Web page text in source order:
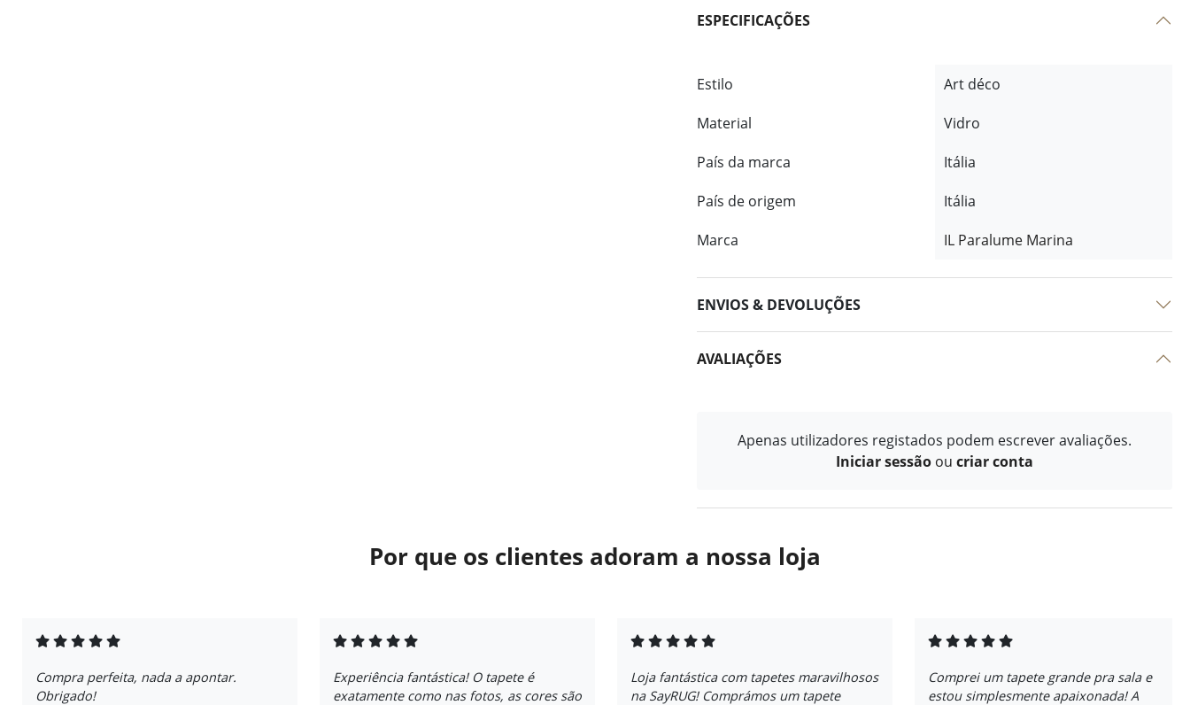
ESPECIFICAÇÕES
Estilo
Art déco
Material
Vidro
País da marca
Itália
País de origem
Itália
Marca
IL Paralume Marina
ENVIOS & DEVOLUÇÕES
AVALIAÇÕES
Apenas utilizadores registados podem escrever avaliações.
Iniciar sessão ou criar conta
Por que os clientes adoram a nossa loja
Compra perfeita, nada a apontar.
Obrigado!
Experiência fantástica! O tapete é
exatamente como nas fotos, as cores são
Loja fantástica com tapetes maravilhosos
na SayRUG! Comprámos um tapete
Comprei um tapete grande pra sala e
estou simplesmente apaixonada! A